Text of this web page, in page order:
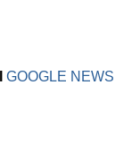
GOOGLE NEWS